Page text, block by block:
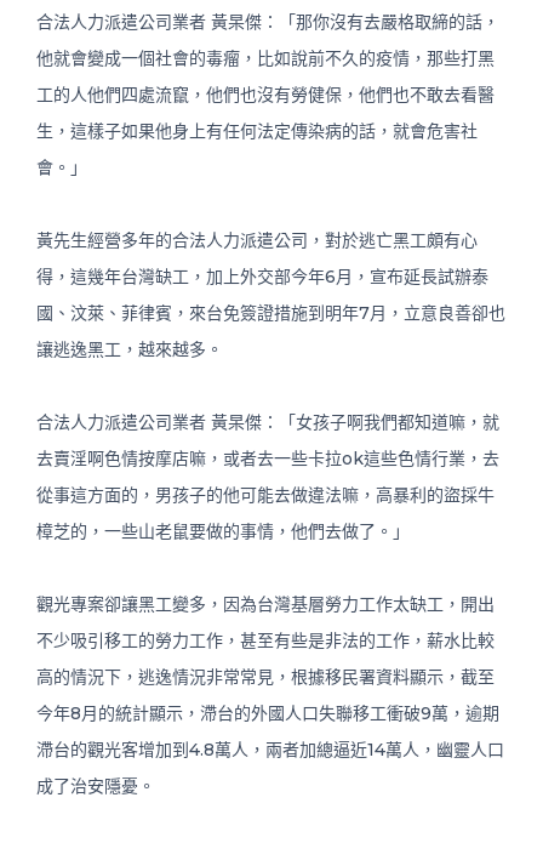
合法人力派遣公司業者 黃杲傑：「那你沒有去嚴格取締的話，
他就會變成一個社會的毒瘤，比如說前不久的疫情，那些打黑
工的人他們四處流竄，他們也沒有勞健保，他們也不敢去看醫
生，這樣子如果他身上有任何法定傳染病的話，就會危害社
會。」
黃先生經營多年的合法人力派遣公司，對於逃亡黑工頗有心
得，這幾年台灣缺工，加上外交部今年6月，宣布延長試辦泰
國、汶萊、菲律賓，來台免簽證措施到明年7月，立意良善卻也
讓逃逸黑工，越來越多。
合法人力派遣公司業者 黃杲傑：「女孩子啊我們都知道嘛，就
去賣淫啊色情按摩店嘛，或者去一些卡拉ok這些色情行業，去
從事這方面的，男孩子的他可能去做違法嘛，高暴利的盜採牛
樟芝的，一些山老鼠要做的事情，他們去做了。」
觀光專案卻讓黑工變多，因為台灣基層勞力工作太缺工，開出
不少吸引移工的勞力工作，甚至有些是非法的工作，薪水比較
高的情況下，逃逸情況非常常見，根據移民署資料顯示，截至
今年8月的統計顯示，滯台的外國人口失聯移工衝破9萬，逾期
滯台的觀光客增加到4.8萬人，兩者加總逼近14萬人，幽靈人口
成了治安隱憂。